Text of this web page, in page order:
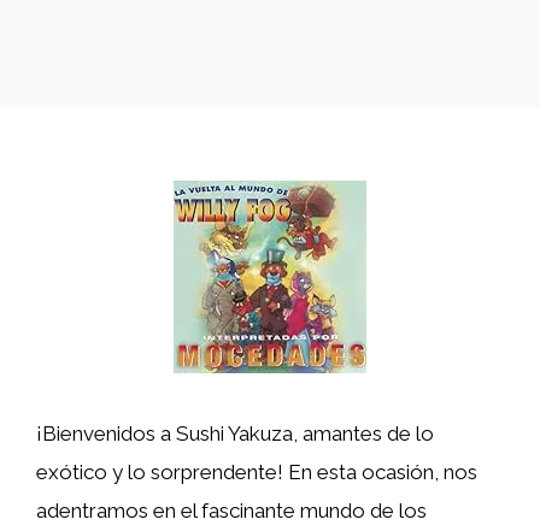
¡Bienvenidos a Sushi Yakuza, amantes de lo
exótico y lo sorprendente! En esta ocasión, nos
adentramos en el fascinante mundo de los